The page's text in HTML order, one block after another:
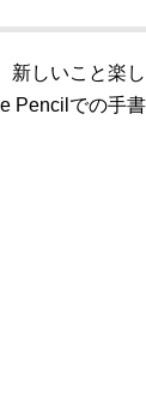
新しいこと楽
Pencilでの手